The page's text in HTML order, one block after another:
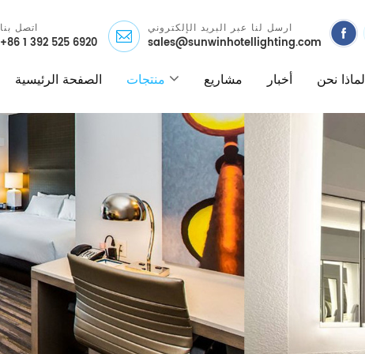
اتصل بنا
+86 1 392 525 6920
ارسل لنا عبر البريد الإلكتروني
sales@sunwinhotellighting.com
الصفحة الرئيسية منتجات مشاريع أخبار لماذا نحن